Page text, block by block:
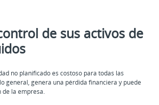
de sus activos de
no planificado es costoso para todas las
general, genera una pérdida financiera y puede
la empresa.